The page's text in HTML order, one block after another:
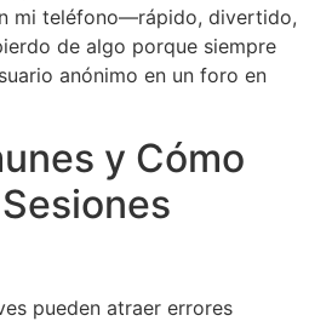
mi teléfono—rápido, divertido,
de algo porque siempre
anónimo en un foro en
y Cómo
pueden atraer errores